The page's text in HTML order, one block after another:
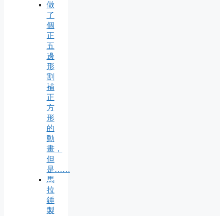
做
了
個
正
五
邊
形
割
補
正
方
形
的
動
畫，
但
是……
馬
拉
錘
製